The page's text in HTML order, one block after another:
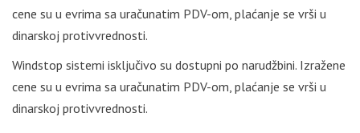
cene su u evrima sa uračunatim PDV-om, plaćanje se vrši u
dinarskoj protivvrednosti.
Windstop sistemi isključivo su dostupni po narudžbini. Izražene
cene su u evrima sa uračunatim PDV-om, plaćanje se vrši u
dinarskoj protivvrednosti.